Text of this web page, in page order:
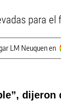
para el
LM Neuquen en
dijeron